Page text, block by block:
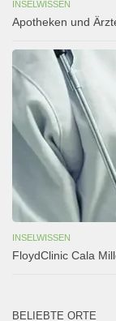
INSELWISSEN
Apotheken und
INSELWISSEN
FloydClinic Cala
BELIEBTE ORTE